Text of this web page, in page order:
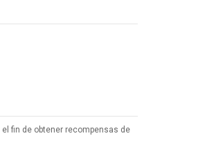
fin de obtener recompensas de